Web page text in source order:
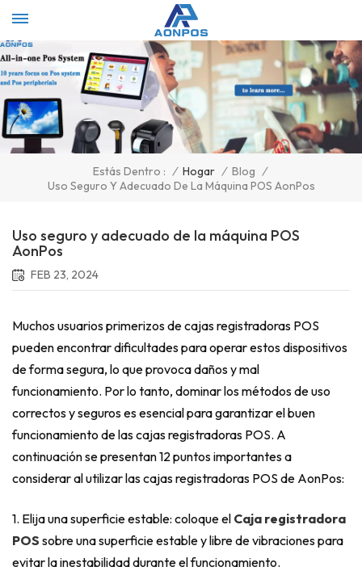
Estás Dentro : / Hogar / Blog /
Uso Seguro Y Adecuado De La Máquina POS AonPos
Uso seguro y adecuado de la máquina POS
AonPos
FEB 23, 2024
Muchos usuarios primerizos de cajas registradoras POS
pueden encontrar dificultades para operar estos dispositivos
de forma segura, lo que provoca daños y mal
funcionamiento. Por lo tanto, dominar los métodos de uso
correctos y seguros es esencial para garantizar el buen
funcionamiento de las cajas registradoras POS. A
continuación se presentan 12 puntos importantes a
considerar al utilizar las cajas registradoras POS de AonPos:
1. Elija una superficie estable: coloque el Caja registradora
POS sobre una superficie estable y libre de vibraciones para
evitar la inestabilidad durante el funcionamiento.